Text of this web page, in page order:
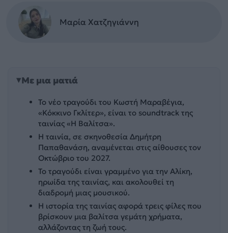
Μαρία Χατζηγιάννη
Με μια ματιά
Το νέο τραγούδι του Κωστή Μαραβέγια,
«Κόκκινο Γκλίτερ», είναι το soundtrack της
ταινίας «Η Βαλίτσα».
Η ταινία, σε σκηνοθεσία Δημήτρη
Παπαθανάση, αναμένεται στις αίθουσες τον
Οκτώβριο του 2027.
Το τραγούδι είναι γραμμένο για την Αλίκη,
ηρωίδα της ταινίας, και ακολουθεί τη
διαδρομή μιας μουσικού.
Η ιστορία της ταινίας αφορά τρεις φίλες που
βρίσκουν μια βαλίτσα γεμάτη χρήματα,
αλλάζοντας τη ζωή τους.